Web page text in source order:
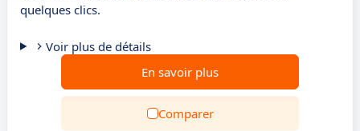
quelques clics.
Voir plus de détails
En savoir plus
Comparer